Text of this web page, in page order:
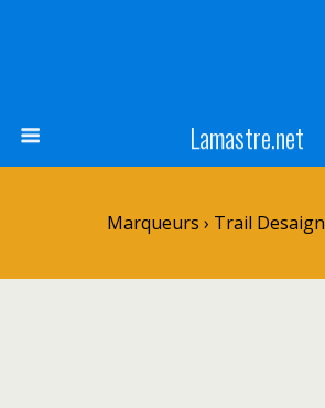
Lamastre.net
Marqueurs › Trail